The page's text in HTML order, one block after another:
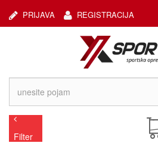
REGISTRACIJA
PRIJAVA
Filter